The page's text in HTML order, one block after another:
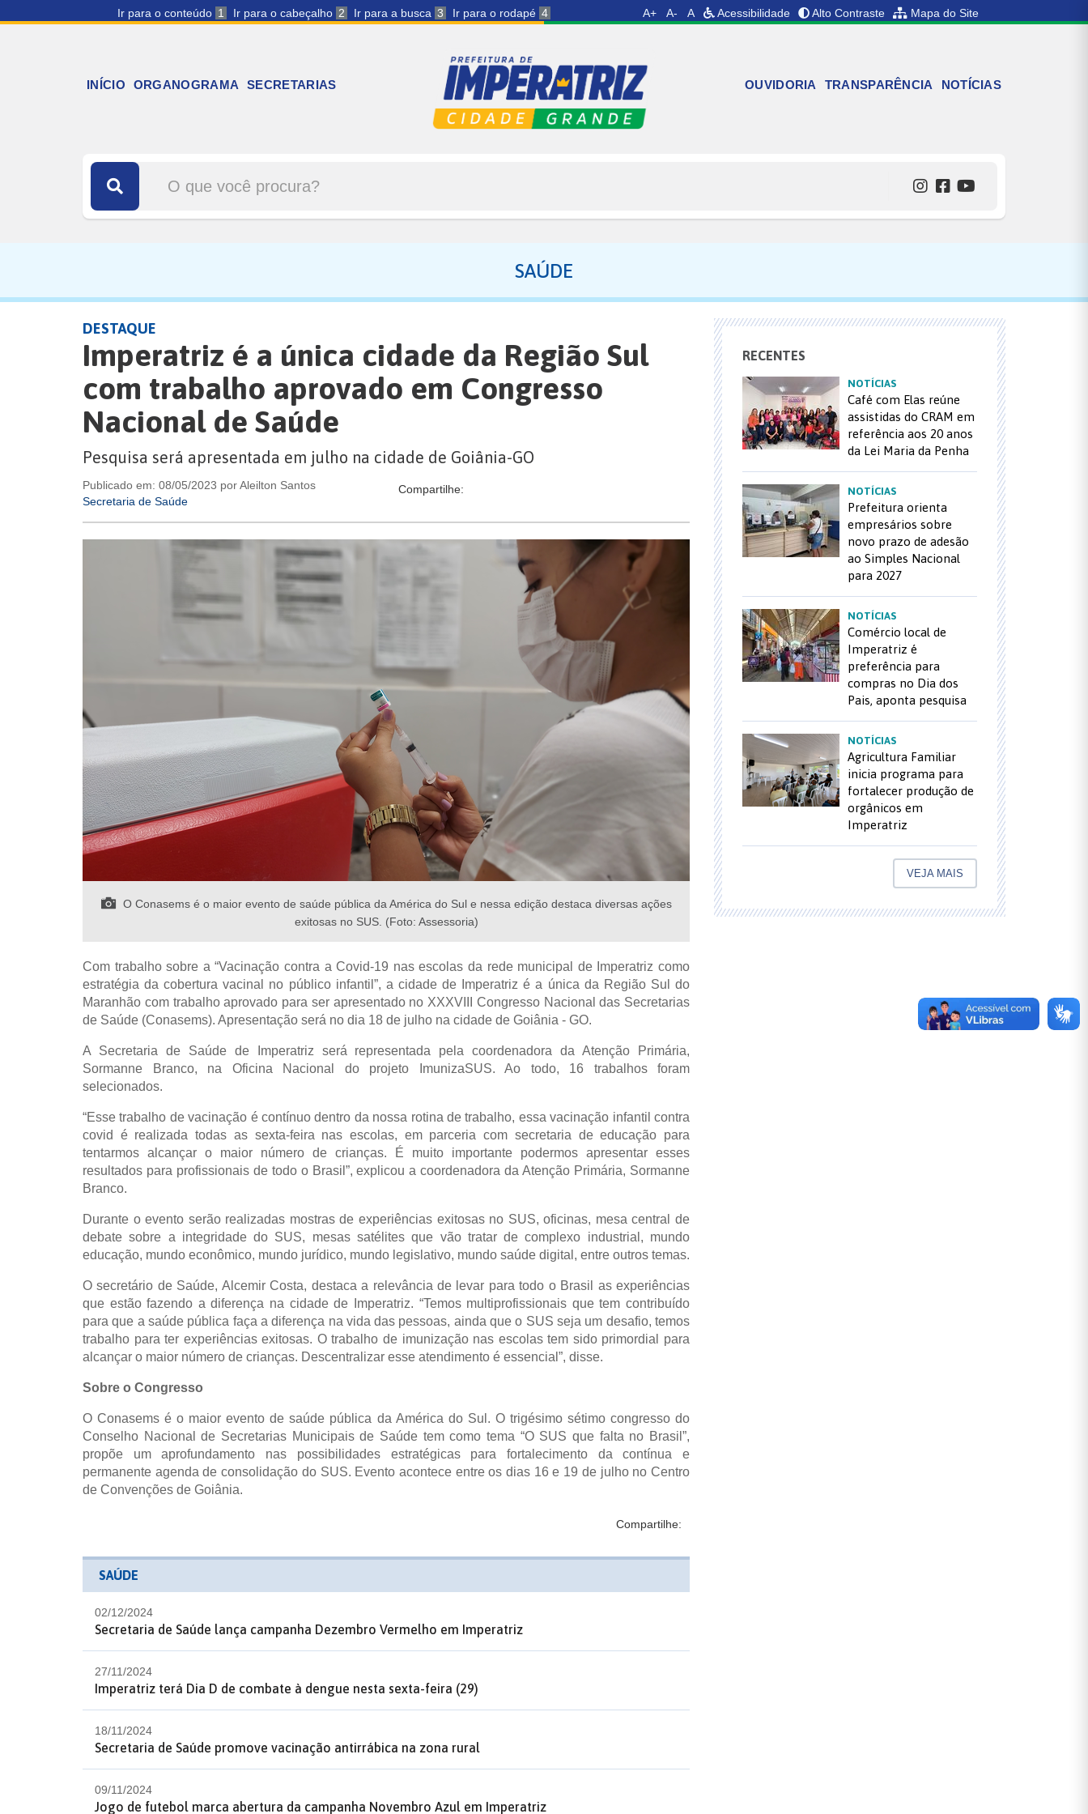
Ir para o conteúdo 1 Ir para o cabeçalho 2 Ir para a busca 3 Ir para o rodapé 4 A+ A- A Acessibilidade Alto Contraste Mapa do Site
INÍCIO ORGANOGRAMA SECRETARIAS OUVIDORIA TRANSPARÊNCIA NOTÍCIAS
SAÚDE
DESTAQUE
Imperatriz é a única cidade da Região Sul
com trabalho aprovado em Congresso
Nacional de Saúde
Pesquisa será apresentada em julho na cidade de Goiânia-GO
Publicado em: 08/05/2023 por Aleilton Santos
Secretaria de Saúde
Compartilhe:
O Conasems é o maior evento de saúde pública da América do Sul e nessa edição destaca diversas ações
exitosas no SUS. (Foto: Assessoria)
Com trabalho sobre a “Vacinação contra a Covid-19 nas escolas da rede municipal de Imperatriz como
estratégia da cobertura vacinal no público infantil”, a cidade de Imperatriz é a única da Região Sul do
Maranhão com trabalho aprovado para ser apresentado no XXXVIII Congresso Nacional das Secretarias
de Saúde (Conasems). Apresentação será no dia 18 de julho na cidade de Goiânia - GO.
A Secretaria de Saúde de Imperatriz será representada pela coordenadora da Atenção Primária,
Sormanne Branco, na Oficina Nacional do projeto ImunizaSUS. Ao todo, 16 trabalhos foram
selecionados.
“Esse trabalho de vacinação é contínuo dentro da nossa rotina de trabalho, essa vacinação infantil contra
covid é realizada todas as sexta-feira nas escolas, em parceria com secretaria de educação para
tentarmos alcançar o maior número de crianças. É muito importante podermos apresentar esses
resultados para profissionais de todo o Brasil”, explicou a coordenadora da Atenção Primária, Sormanne
Branco.
Durante o evento serão realizadas mostras de experiências exitosas no SUS, oficinas, mesa central de
debate sobre a integridade do SUS, mesas satélites que vão tratar de complexo industrial, mundo
educação, mundo econômico, mundo jurídico, mundo legislativo, mundo saúde digital, entre outros temas.
O secretário de Saúde, Alcemir Costa, destaca a relevância de levar para todo o Brasil as experiências
que estão fazendo a diferença na cidade de Imperatriz. “Temos multiprofissionais que tem contribuído
para que a saúde pública faça a diferença na vida das pessoas, ainda que o SUS seja um desafio, temos
trabalho para ter experiências exitosas. O trabalho de imunização nas escolas tem sido primordial para
alcançar o maior número de crianças. Descentralizar esse atendimento é essencial”, disse.
Sobre o Congresso
O Conasems é o maior evento de saúde pública da América do Sul. O trigésimo sétimo congresso do
Conselho Nacional de Secretarias Municipais de Saúde tem como tema “O SUS que falta no Brasil”,
propõe um aprofundamento nas possibilidades estratégicas para fortalecimento da contínua e
permanente agenda de consolidação do SUS. Evento acontece entre os dias 16 e 19 de julho no Centro
de Convenções de Goiânia.
Compartilhe:
SAÚDE
02/12/2024
Secretaria de Saúde lança campanha Dezembro Vermelho em Imperatriz
27/11/2024
Imperatriz terá Dia D de combate à dengue nesta sexta-feira (29)
18/11/2024
Secretaria de Saúde promove vacinação antirrábica na zona rural
09/11/2024
Jogo de futebol marca abertura da campanha Novembro Azul em Imperatriz
RECENTES
NOTÍCIAS
Café com Elas reúne
assistidas do CRAM em
referência aos 20 anos
da Lei Maria da Penha
NOTÍCIAS
Prefeitura orienta
empresários sobre
novo prazo de adesão
ao Simples Nacional
para 2027
NOTÍCIAS
Comércio local de
Imperatriz é
preferência para
compras no Dia dos
Pais, aponta pesquisa
NOTÍCIAS
Agricultura Familiar
inicia programa para
fortalecer produção de
orgânicos em
Imperatriz
VEJA MAIS